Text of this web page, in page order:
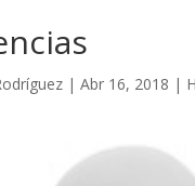
|Abr 16, 2018 |